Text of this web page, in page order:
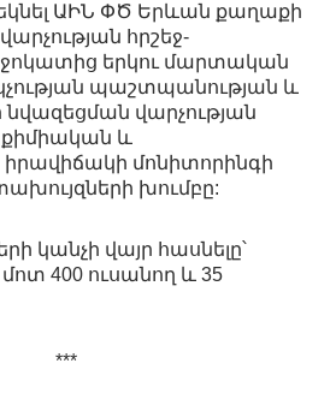
ԱԻՆ ՓԾ Երևան քաղաքի
հրշեջ-
երկու մարտական
պաշտպանության և
վարչության
և
մոնիտորինգի
խումբը:
կանչի վայր հասնելը՝
400 ուսանող և 35
***